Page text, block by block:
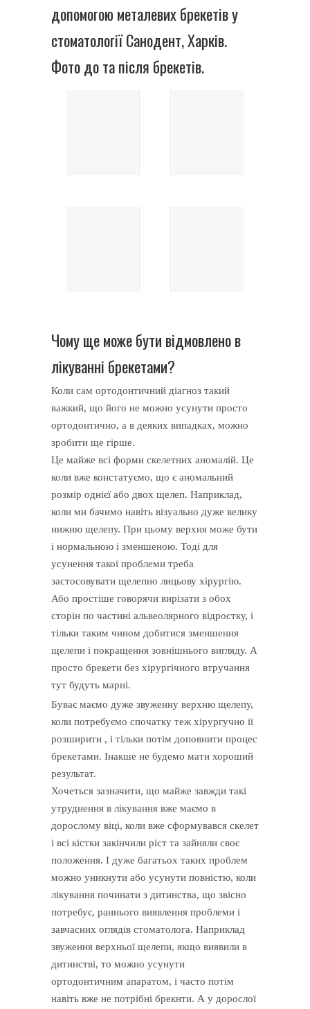
допомогою металевих брекетів у
стоматології Санодент, Харків.
Фото до та після брекетів.
Чому ще може бути відмовлено в
лікуванні брекетами?
Коли сам ортодонтичний діагноз такий
важкий, що його не можно усунути просто
ортодонтично, а в деяких випадках, можно
зробити ще гірше.
Це майже всі форми скелетних аномалій. Це
коли вже констатуємо, що є аномальний
розмір однієї або двох щелеп. Наприклад,
коли ми бачимо навіть візуально дуже велику
нижню щелепу. При цьому верхня може бути
і нормальною і зменшеною. Тоді для
усунення такої проблеми треба
застосовувати щелепно лицьову хірургію.
Або простіше говорячи вирізати з обох
сторін по частині альвеолярного відростку, і
тільки таким чином добитися зменшення
щелепи і покращення зовнішнього вигляду. А
просто брекети без хірургічного втручання
тут будуть марні.
Буває маємо дуже звуженну верхню щелепу,
коли потребуємо спочатку теж хірургучно її
розширити , і тільки потім доповнити процес
брекетами. Інакше не будемо мати хороший
результат.
Хочеться зазначити, що майже завжди такі
утруднення в лікування вже маємо в
дорослому віці, коли вже сформувався скелет
і всі кістки закінчили ріст та зайняли своє
положення. І дуже багатьох таких проблем
можно уникнути або усунути повністю, коли
лікування починати з дитинства, що звісно
потребує, раннього виявлення проблеми і
завчасних оглядів стоматолога. Наприклад
звуження верхньої щелепи, якщо виявили в
дитинстві, то можно усунути
ортодонтичним апаратом, і часто потім
навіть вже не потрібні брекнти. А у дорослої